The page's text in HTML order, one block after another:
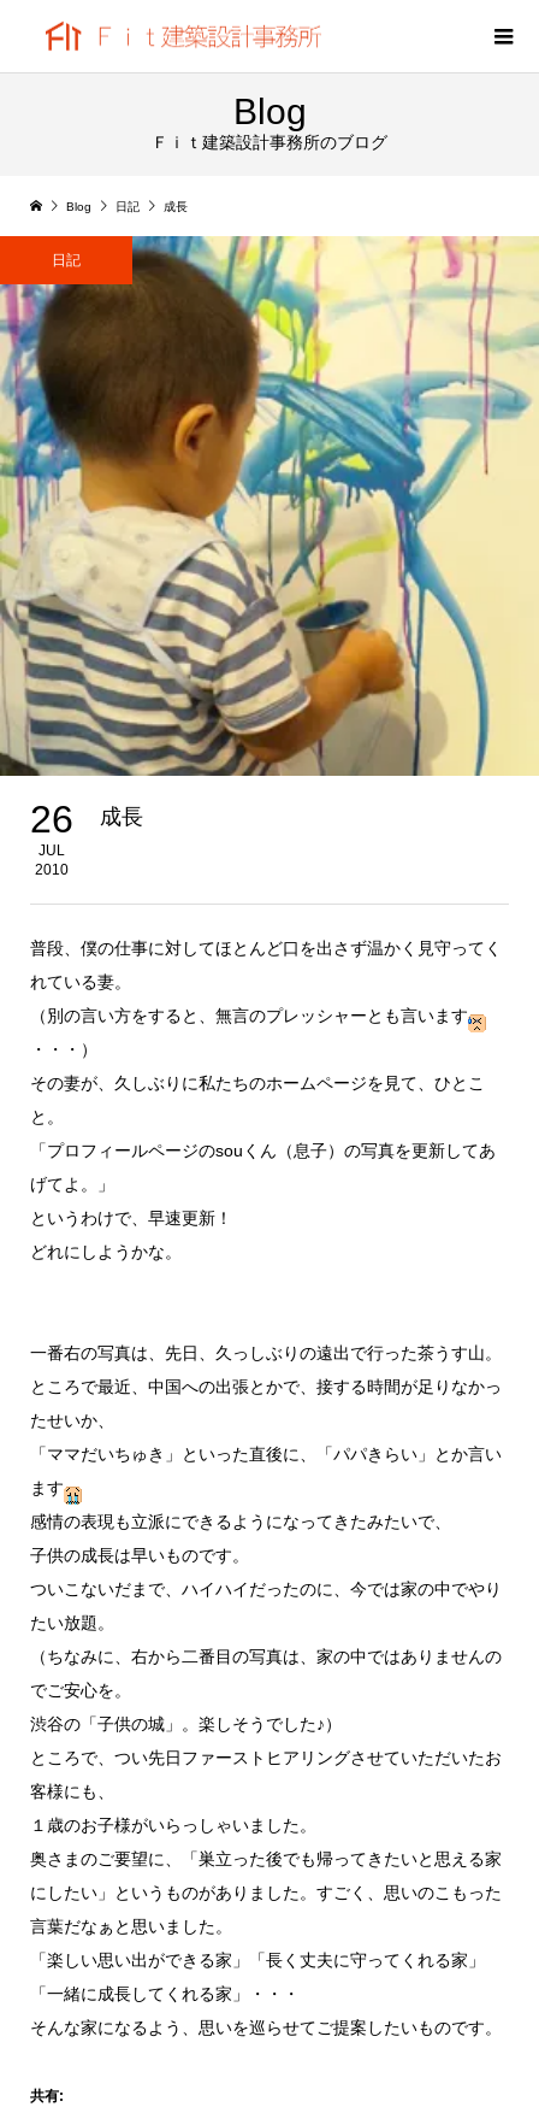
Blog
Ｆｉｔ建築設計事務所のブログ
Blog 日記 成長
日記
26
JUL
2010
成長
普段、僕の仕事に対してほとんど口を出さず温かく見守ってく
れている妻。
（別の言い方をすると、無言のプレッシャーとも言います
・・・）
その妻が、久しぶりに私たちのホームページを見て、ひとこ
と。
「プロフィールページのsouくん（息子）の写真を更新してあ
げてよ。」
というわけで、早速更新！
どれにしようかな。
一番右の写真は、先日、久っしぶりの遠出で行った茶うす山。
ところで最近、中国への出張とかで、接する時間が足りなかっ
たせいか、
「ママだいちゅき」といった直後に、「パパきらい」とか言い
ます
感情の表現も立派にできるようになってきたみたいで、
子供の成長は早いものです。
ついこないだまで、ハイハイだったのに、今では家の中でやり
たい放題。
（ちなみに、右から二番目の写真は、家の中ではありませんの
でご安心を。
渋谷の「子供の城」。楽しそうでした♪）
ところで、つい先日ファーストヒアリングさせていただいたお
客様にも、
１歳のお子様がいらっしゃいました。
奥さまのご要望に、「巣立った後でも帰ってきたいと思える家
にしたい」というものがありました。すごく、思いのこもった
言葉だなぁと思いました。
「楽しい思い出ができる家」「長く丈夫に守ってくれる家」
「一緒に成長してくれる家」・・・
そんな家になるよう、思いを巡らせてご提案したいものです。
共有: